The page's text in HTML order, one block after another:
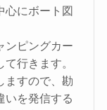
心にボート図
ンピングカー
行きます。
ますので、勘
いを発信する